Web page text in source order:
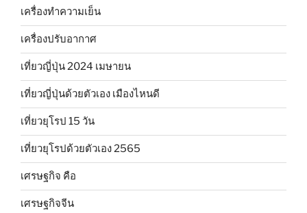
เครื่องทำความเย็น
เครื่องปรับอากาศ
เที่ยวญี่ปุ่น 2024 เมษายน
เที่ยวญี่ปุ่นด้วยตัวเอง เมืองไหนดี
เที่ยวยุโรป 15 วัน
เที่ยวยุโรปด้วยตัวเอง 2565
เศรษฐกิจ คือ
เศรษฐกิจจีน